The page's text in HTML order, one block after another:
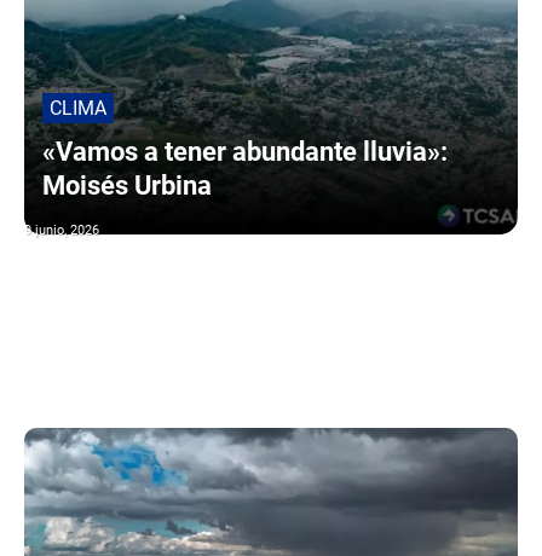
CLIMA
«Vamos a tener abundante lluvia»:
Moisés Urbina
9 junio, 2026